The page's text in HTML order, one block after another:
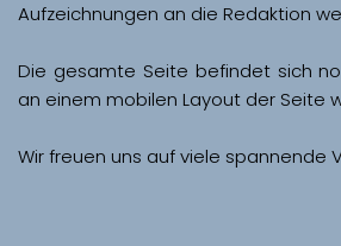
Aufzeichnungen an die Redaktion
Die gesamte Seite befindet sich
Wir freuen uns auf viele spannende